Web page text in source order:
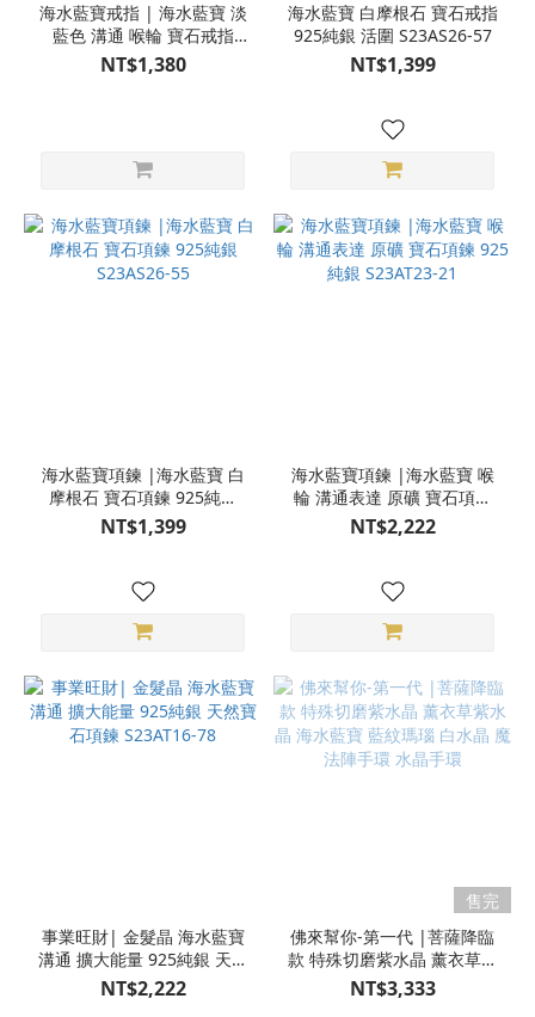
海水藍寶戒指 | 海水藍寶 淡
藍色 溝通 喉輪 寶石戒指
925純銀 活圍 S23AU13-12
NT$1,380
海水藍寶 白摩根石 寶石戒指
925純銀 活圍 S23AS26-57
NT$1,399
海水藍寶項鍊 |海水藍寶 白
摩根石 寶石項鍊 925純銀
S23AS26-55
NT$1,399
海水藍寶項鍊 |海水藍寶 喉
輪 溝通表達 原礦 寶石項鍊
925純銀 S23AT23-21
NT$2,222
事業旺財| 金髮晶 海水藍寶
溝通 擴大能量 925純銀 天然
寶石項鍊 S23AT16-78
NT$2,222
售完
佛來幫你-第一代 |菩薩降臨
款 特殊切磨紫水晶 薰衣草紫
水晶 海水藍寶 藍紋瑪瑙 白
水晶 魔法陣手環 水晶手環
NT$3,333